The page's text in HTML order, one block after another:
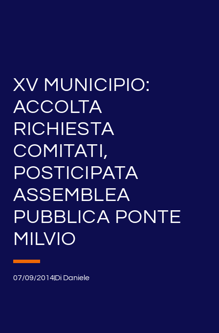
XV MUNICIPIO:
ACCOLTA
RICHIESTA
COMITATI,
POSTICIPATA
ASSEMBLEA
PUBBLICA PONTE
MILVIO
07/09/2014DiDaniele